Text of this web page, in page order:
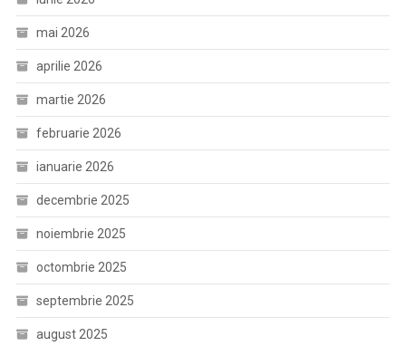
mai 2026
aprilie 2026
martie 2026
februarie 2026
ianuarie 2026
decembrie 2025
noiembrie 2025
octombrie 2025
septembrie 2025
august 2025